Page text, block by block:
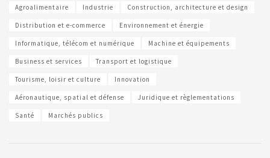
Agroalimentaire Industrie Construction, architecture et design
Distribution et e-commerce Environnement et énergie
Informatique, télécom et numérique Machine et équipements
Business et services Transport et logistique
Tourisme, loisir et culture Innovation
Aéronautique, spatial et défense Juridique et règlementations
Santé Marchés publics